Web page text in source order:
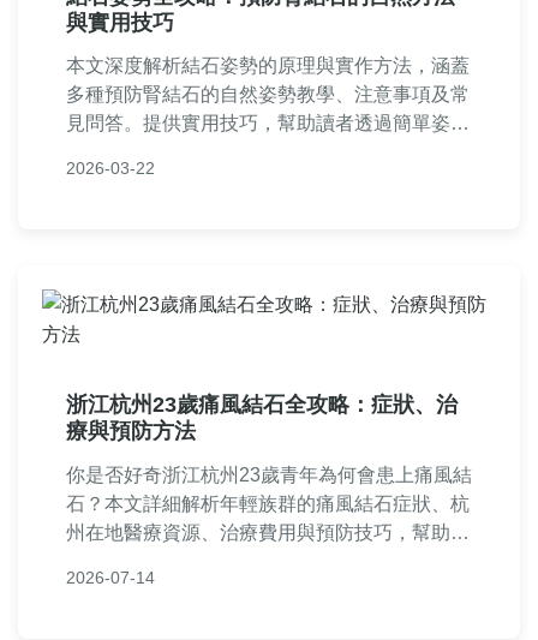
與實用技巧
本文深度解析結石姿勢的原理與實作方法，涵蓋
多種預防腎結石的自然姿勢教學、注意事項及常
見問答。提供實用技巧，幫助讀者透過簡單姿勢
2026-03-22
浙江杭州23歲痛風結石全攻略：症狀、治
療與預防方法
你是否好奇浙江杭州23歲青年為何會患上痛風結
石？本文詳細解析年輕族群的痛風結石症狀、杭
州在地醫療資源、治療費用與預防技巧，幫助你
2026-07-14